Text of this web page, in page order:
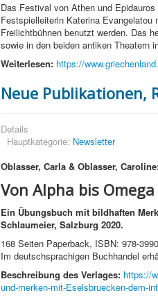
Das Festival von Athen und
Festspielleiterin Katerina Evangelatou
Freilichtbühnen benutzt werden. Das
sowie in den beiden antiken Theatern
Weiterlesen: https://
Neue Publikationen,
Details
Hauptkategorie: Newsletter
Oblasser, Carla & Oblasser,
Von Alpha bis Omega
Ein Übungsbuch mit bildhaften
Schlaumeier, Salzburg 2020.
168 Seiten Paperback, ISBN: 978-
Im deutschsprachigen Buchhandel
Beschreibung des Verlages: https://
und-merken-mit-Eselsbruecken-dem-